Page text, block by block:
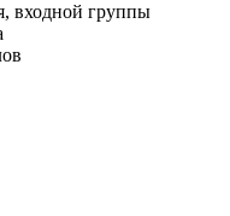
входной группы